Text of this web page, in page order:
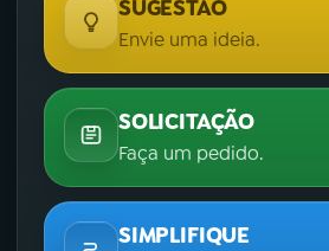
SUGESTÃO
Envie uma ideia.
SOLICITAÇÃO
Faça um pedido.
SIMPLIFIQUE